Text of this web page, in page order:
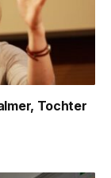
Tochter